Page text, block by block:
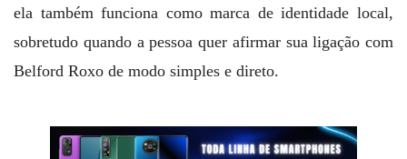
ela também funciona como marca de identidade local,
sobretudo quando a pessoa quer afirmar sua ligação com
Belford Roxo de modo simples e direto.